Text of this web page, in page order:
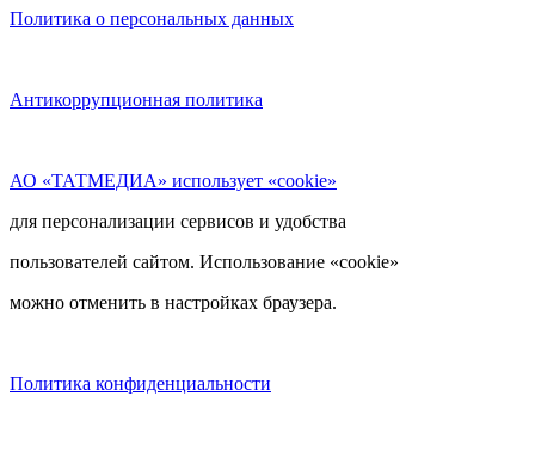
Политика о персональных данных
Антикоррупционная политика
АО «ТАТМЕДИА» использует «cookie»
для персонализации сервисов и удобства
пользователей сайтом. Использование «cookie»
можно отменить в настройках браузера.
Политика конфиденциальности